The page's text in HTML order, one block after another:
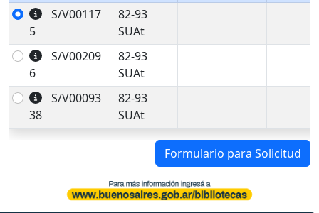
5
S/V00117
82-93
SUAt
6
S/V00209
82-93
SUAt
38
S/V00093
82-93
SUAt
Formulario para Solicitud